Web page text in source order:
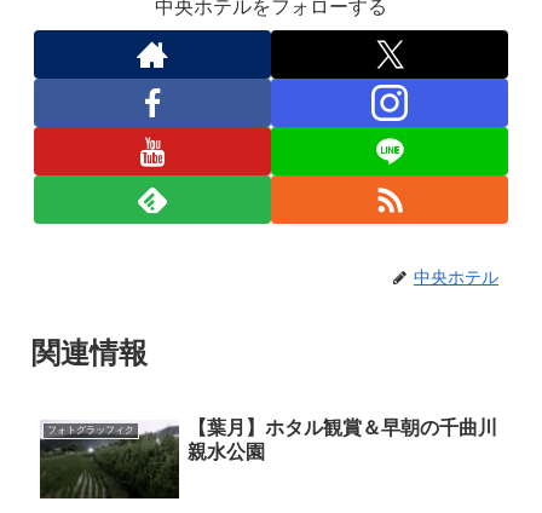
中央ホテルをフォローする
中央ホテル
関連情報
フォトグラッフィク
【葉月】ホタル観賞＆早朝の千曲川
親水公園